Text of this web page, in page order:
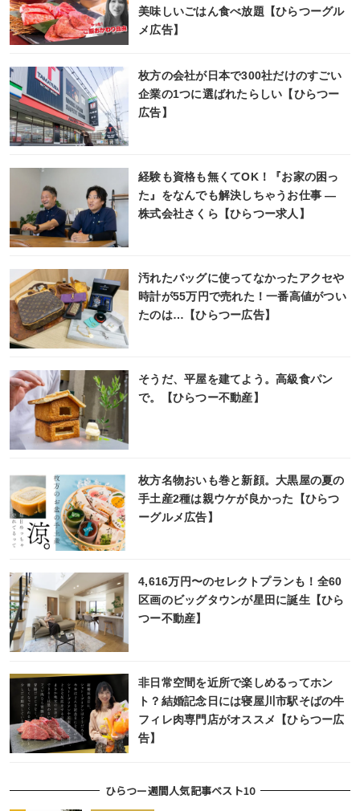
美味しいごはん食べ放題【ひらつーグル
メ広告】
枚方の会社が日本で300社だけのすごい
企業の1つに選ばれたらしい【ひらつー
広告】
経験も資格も無くてOK！『お家の困っ
た』をなんでも解決しちゃうお仕事 ―
株式会社さくら【ひらつー求人】
汚れたバッグに使ってなかったアクセや
時計が55万円で売れた！一番高値がつい
たのは…【ひらつー広告】
そうだ、平屋を建てよう。高級食パン
で。【ひらつー不動産】
枚方名物おいも巻と新顔。大黒屋の夏の
手土産2種は親ウケが良かった【ひらつ
ーグルメ広告】
4,616万円〜のセレクトプランも！全60
区画のビッグタウンが星田に誕生【ひら
つー不動産】
非日常空間を近所で楽しめるってホン
ト？結婚記念日には寝屋川市駅そばの牛
フィレ肉専門店がオススメ【ひらつー広
告】
ひらつー週間人気記事ベスト10